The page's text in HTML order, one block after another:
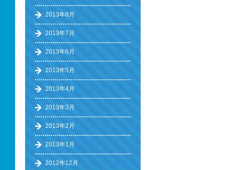
2013年8月
2013年7月
2013年6月
2013年5月
2013年4月
2013年3月
2013年2月
2013年1月
2012年12月